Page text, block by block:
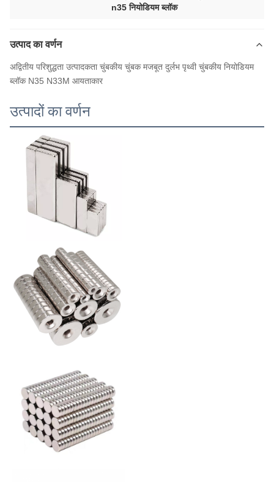
n35 नियोडियम ब्लॉक
उत्पाद का वर्णन
अद्वितीय परिशुद्धता उत्पादकता चुंबकीय चुंबक मजबूत दुर्लभ पृथ्वी चुंबकीय नियोडियम
ब्लॉक N35 N33M आयताकार
उत्पादों का वर्णन